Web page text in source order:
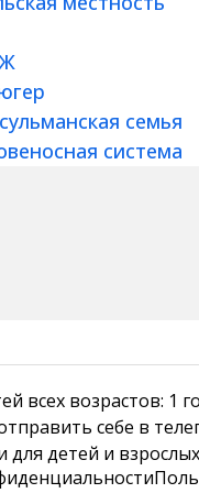
семья
система
всех возрастов: 1
себе в
для детей и